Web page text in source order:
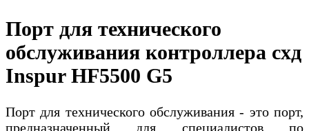
Порт для технического
обслуживания контроллера схд
Inspur HF5500 G5
Порт для технического обслуживания - это порт,
предназначенный для специалистов по